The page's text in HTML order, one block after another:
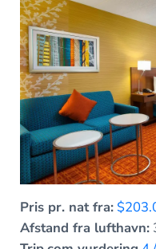
Pris pr. nat fra:
Afstand fra lufthavn: